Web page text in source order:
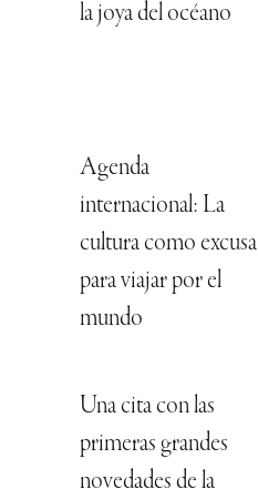
la joya del océano
Agenda
internacional: La
cultura como excusa
para viajar por el
mundo
Una cita con las
primeras grandes
novedades de la